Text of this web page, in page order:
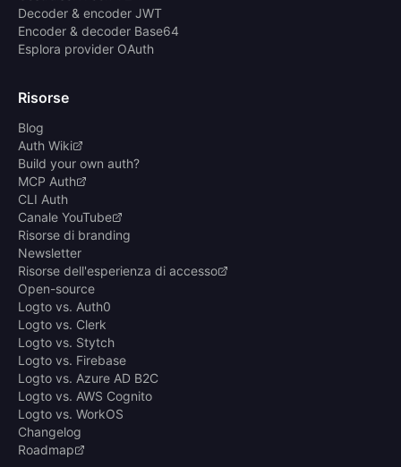
Decoder & encoder JWT
Encoder & decoder Base64
Esplora provider OAuth
Risorse
Blog
Auth Wiki
Build your own auth?
MCP Auth
CLI Auth
Canale YouTube
Risorse di branding
Newsletter
Risorse dell'esperienza di accesso
Open-source
Logto vs. Auth0
Logto vs. Clerk
Logto vs. Stytch
Logto vs. Firebase
Logto vs. Azure AD B2C
Logto vs. AWS Cognito
Logto vs. WorkOS
Changelog
Roadmap